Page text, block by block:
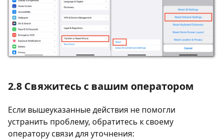
2.8 Свяжитесь с вашим оператором
Если вышеуказанные действия не помогли
устранить проблему, обратитесь к своему
оператору связи для уточнения: